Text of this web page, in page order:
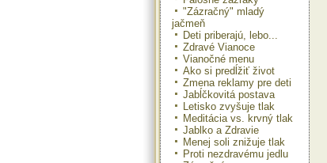
"Zázračný" mladý
jačmeň
Deti priberajú, lebo...
Zdravé Vianoce
Vianočné menu
Ako si predĺžiť život
Zmena reklamy pre deti
Jabĺčkovitá postava
Letisko zvyšuje tlak
Meditácia vs. krvný tlak
Jablko a Zdravie
Menej soli znižuje tlak
Proti nezdravému jedlu